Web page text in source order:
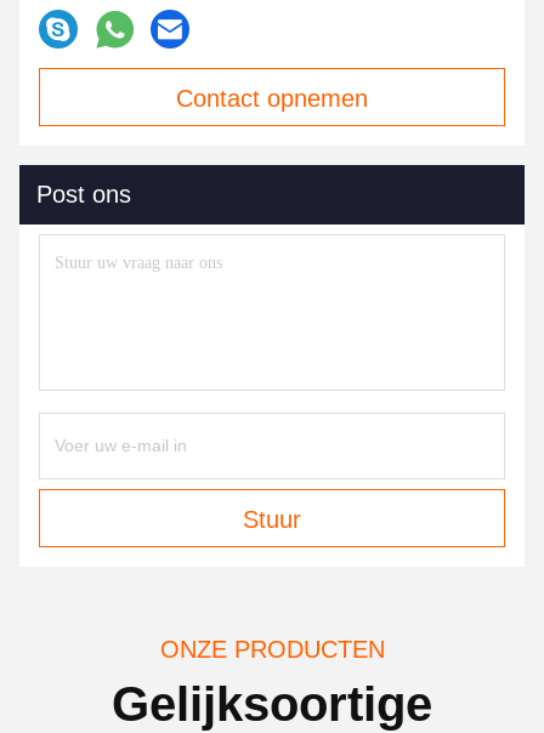
Contact opnemen
Post ons
Stuur
ONZE PRODUCTEN
Gelijksoortige